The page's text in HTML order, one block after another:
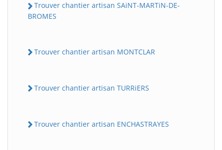
Trouver chantier artisan SAiNT-MARTiN-DE-
BROMES
Trouver chantier artisan MONTCLAR
Trouver chantier artisan TURRiERS
Trouver chantier artisan ENCHASTRAYES